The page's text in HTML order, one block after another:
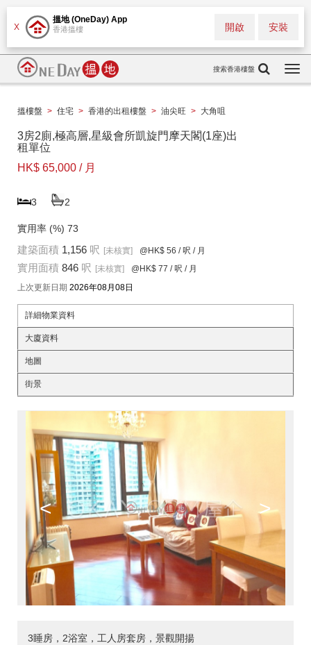
X
搵地 (OneDay) App
香港搵樓 安裝
開啟
搜索香港樓盤
搵樓盤 > 住宅 > 香港的出租樓盤 > 油尖旺 > 大角咀
3房2廁,極高層,星級會所凱旋門摩天閣(1座)出
租單位
HK$ 65,000 / 月
3 2
實用率 (%) 73
建築面積 1,156 呎 [未核實] @HK$ 56 / 呎 / 月
實用面積 846 呎 [未核實] @HK$ 77 / 呎 / 月
上次更新日期 2026年08月08日
詳細物業資料
大廈資料
地圖
街景
< >
3睡房，2浴室，工人房套房，景觀開揚